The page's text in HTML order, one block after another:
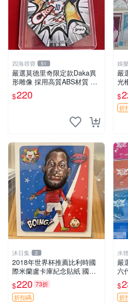
四海尋寶 51
嚴選莫德里奇限定款Daka異
形雕像 採用高質ABS材質 聲
光動力顯示 適合收藏家 國際
足壇巨星 異形造型 限量版 A
$220
娛
嚴
光
光
$
折
沐日集 2
2018年世界杯推薦比利時國
際米蘭盧卡庫紀念貼紙 國際
足球 網拍紀念品 籤卡庫貼紙
$220 73折
折扣碼
水
嚴
六
$
折